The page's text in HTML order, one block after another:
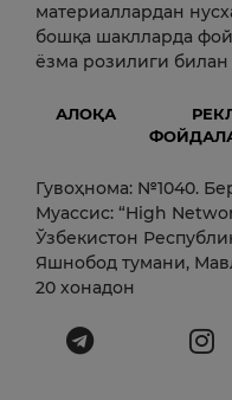
материаллардан
бошқа шаклларда
ёзма розилиги
АЛОҚА
Гувоҳнома: №1040.
Муассис: “High
Ўзбекистон
Яшнобод тумани,
20 хонадон